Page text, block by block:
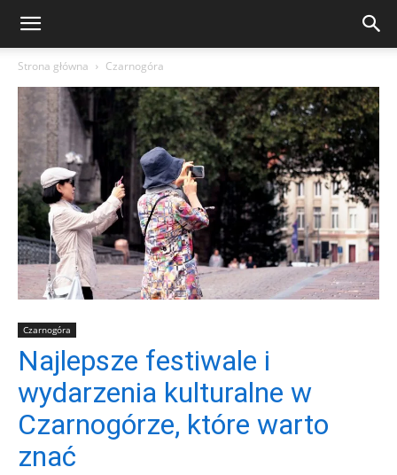
Strona główna Czarnogóra
Czarnogóra
Najlepsze festiwale i
wydarzenia kulturalne w
Czarnogórze, które warto
znać